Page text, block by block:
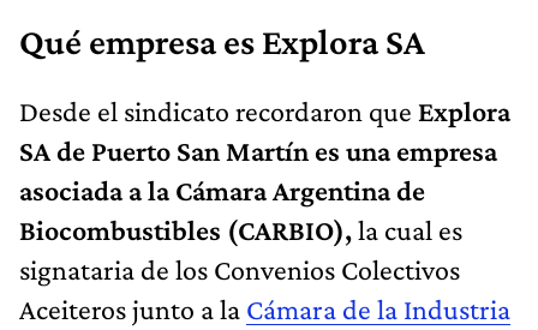
Qué empresa es Explora SA
Desde el sindicato recordaron que Explora
SA de Puerto San Martín es una empresa
asociada a la Cámara Argentina de
Biocombustibles (CARBIO),la cual es
signataria de los Convenios Colectivos
Aceiteros junto a la Cámara de la Industria